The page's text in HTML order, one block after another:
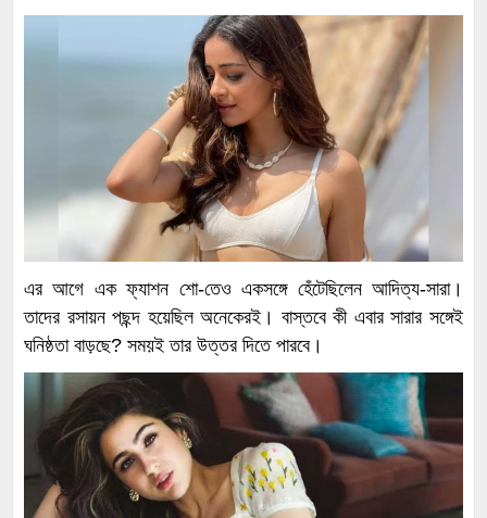
এর আগে এক ফ্যাশন শো-তেও একসঙ্গে হেঁটেছিলেন আদিত্য-সারা।
তাদের রসায়ন পছন্দ হয়েছিল অনেকেরই। বাস্তবে কী এবার সারার সঙ্গেই
ঘনিষ্ঠতা বাড়ছে? সময়ই তার উত্তর দিতে পারবে।